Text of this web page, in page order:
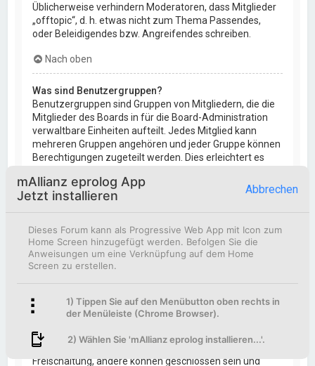
Üblicherweise verhindern Moderatoren, dass Mitglieder
„offtopic“, d. h. etwas nicht zum Thema Passendes,
oder Beleidigendes bzw. Angreifendes schreiben.
Nach oben
Was sind Benutzergruppen?
Benutzergruppen sind Gruppen von Mitgliedern, die die
Mitglieder des Boards in für die Board-Administration
verwaltbare Einheiten aufteilt. Jedes Mitglied kann
mehreren Gruppen angehören und jeder Gruppe können
Berechtigungen zugeteilt werden. Dies erleichtert es
Benutzer auf einmal zu ändern und sie zum Beispiel zu
Moderatoren eines Bereichs zu machen oder ihnen
Nach oben
Wo finde ich die Benutzergruppen und wie trete ich
„Benutzergruppen“ im persönlichen Bereich. Wenn Sie
einer beitreten möchten, können Sie dies mit der
entsprechenden Schaltfläche machen. Nicht alle
Gruppen sind allgemein offen. Einige erfordern erst eine
Freischaltung, andere können geschlossen sein und
mAllianz eprolog App
Jetzt installieren
Abbrechen
Dieses Forum kann als Progressive Web App mit Icon zum
Home Screen hinzugefügt werden. Befolgen Sie die
Anweisungen um eine Verknüpfung auf dem Home
Screen zu erstellen.
1) Tippen Sie auf den Menübutton oben rechts in
der Menüleiste (Chrome Browser).
2) Wählen Sie 'mAllianz eprolog installieren...'.